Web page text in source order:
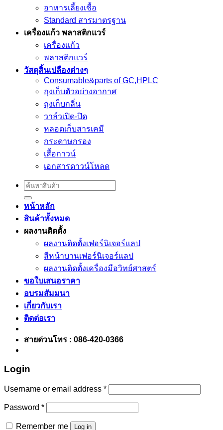
อาหารเลี้ยงเชื้อ
Standard สารมาตรฐาน
เครื่องเเก้ว พลาสติกแวร์
เครื่องเเก้ว
พลาสติกแวร์
วัสดุสิ้นเปลืองต่างๆ
Consumable&parts of GC,HPLC
ถุงเก็บตัวอย่างอากาศ
ถุงเก็บกลิ่น
วาล์วเปิด-ปิด
หลอดเก็บสารเคมี
กระดาษกรอง
เสื้อกาวน์
เอกสารดาวน์โหลด
Search
for:
หน้าหลัก
สินค้าทั้งหมด
ผลงานติดตั้ง
ผลงานติดตั้งเฟอร์นิเจอร์เเลป
สีหน้าบานเฟอร์นิเจอร์เเลป
ผลงานติดตั้งเครื่องมือวิทย์ศาสตร์
ขอใบเสนอราคา
อบรมสัมมนา
เกี่ยวกับเรา
ติดต่อเรา
สายด่วนโทร : 086-420-0366
Login
Username or email address *
Password *
Remember me Log in